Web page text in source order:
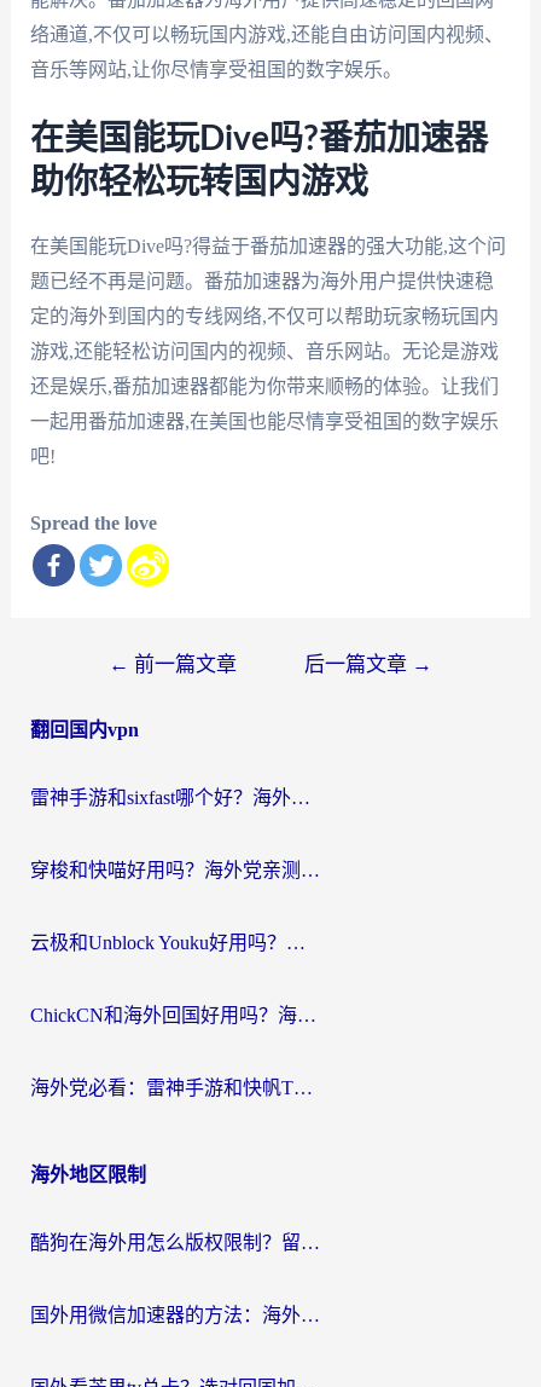
络通道,不仅可以畅玩国内游戏,还能自由访问国内视频、
音乐等网站,让你尽情享受祖国的数字娱乐。
在美国能玩Dive吗?番茄加速器
助你轻松玩转国内游戏
在美国能玩Dive吗?得益于番茄加速器的强大功能,这个问
题已经不再是问题。番茄加速器为海外用户提供快速稳
定的海外到国内的专线网络,不仅可以帮助玩家畅玩国内
游戏,还能轻松访问国内的视频、音乐网站。无论是游戏
还是娱乐,番茄加速器都能为你带来顺畅的体验。让我们
一起用番茄加速器,在美国也能尽情享受祖国的数字娱乐
吧!
Spread the love
导
← 前一篇文章 后一篇文章 →
翻回国内vpn
雷神手游和sixfast哪个好？海外党亲测3款回国加速器，教你选对不踩坑
穿梭和快喵好用吗？海外党亲测：小众加速器对比+番茄加速器深度体验
云极和Unblock Youku好用吗？海外党亲测+2026回国加速器避坑指南
ChickCN和海外回国好用吗？海外党2026亲测：从手游到影音，选对加速器的3个关键
海外党必看：雷神手游和快帆TV版好用吗？3步选对回国加速器不踩坑
海外地区限制
酷狗在海外用怎么版权限制？留学生亲测：3步解决听国内音乐难题
国外用微信加速器的方法：海外党无缝连接国内生活的实用指南